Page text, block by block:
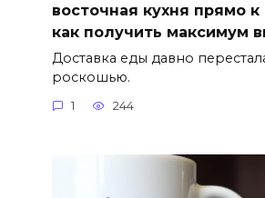
восточная кухня прямо
как получить максимум
Доставка еды давно
роскошью.
1 244